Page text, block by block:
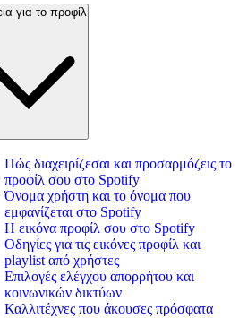
για το προφίλ
Πώς διαχειρίζεσαι και προσαρμόζεις το
προφίλ σου στο Spotify
Όνομα χρήστη και το όνομα που
εμφανίζεται στο Spotify
Η εικόνα προφίλ σου στο Spotify
Οδηγίες για τις εικόνες προφίλ και
playlist από χρήστες
Επιλογές ελέγχου απορρήτου και
κοινωνικών δικτύων
Καλλιτέχνες που άκουσες πρόσφατα